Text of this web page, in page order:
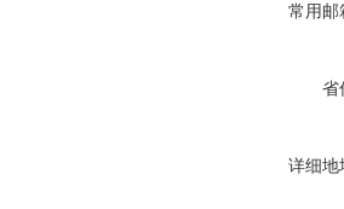
常用邮
省
详细地